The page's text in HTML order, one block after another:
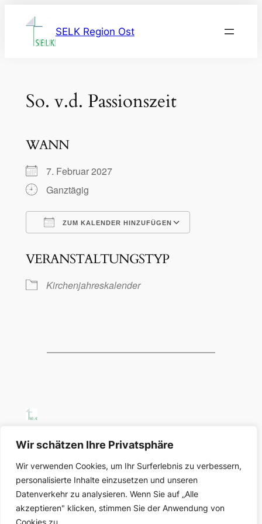
Wir schätzen Ihre Privatsphäre
Wir verwenden Cookies, um Ihr Surferlebnis zu verbessern,
personalisierte Inhalte einzusetzen und unseren
Datenverkehr zu analysieren. Wenn Sie auf „Alle
akzeptieren" klicken, stimmen Sie der Anwendung von
Cookies zu.
Inhalt
springen
SELK Region Ost
So. v.d. Passionszeit
WANN
7. Februar 2027
Ganztägig
ZUM KALENDER HINZUFÜGEN
VERANSTALTUNGSTYP
Kirchenjahreskalender
Region Ost der Selbständigen Evangelisch-
Lutherischen Kirche in Deutschland
Über uns Datenschutz